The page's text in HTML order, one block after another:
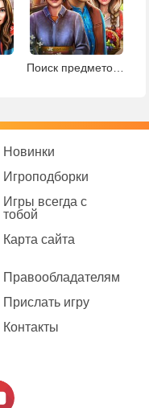
Поиск предметов в ботаническом саду
Новинки
Игроподборки
Игры всегда с
тобой
Карта сайта
Правообладателям
Прислать игру
Контакты